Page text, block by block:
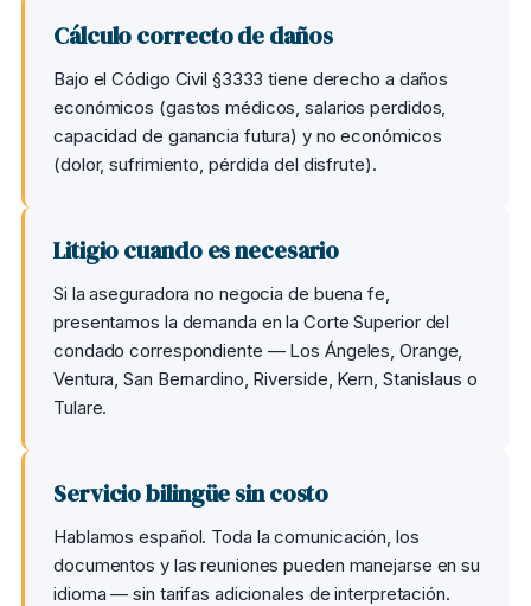
Cálculo correcto de daños
Bajo el Código Civil §3333 tiene derecho a daños
económicos (gastos médicos, salarios perdidos,
capacidad de ganancia futura) y no económicos
(dolor, sufrimiento, pérdida del disfrute).
Litigio cuando es necesario
Si la aseguradora no negocia de buena fe,
presentamos la demanda en la Corte Superior del
condado correspondiente — Los Ángeles, Orange,
Ventura, San Bernardino, Riverside, Kern, Stanislaus o
Tulare.
Servicio bilingüe sin costo
Hablamos español. Toda la comunicación, los
documentos y las reuniones pueden manejarse en su
idioma — sin tarifas adicionales de interpretación.